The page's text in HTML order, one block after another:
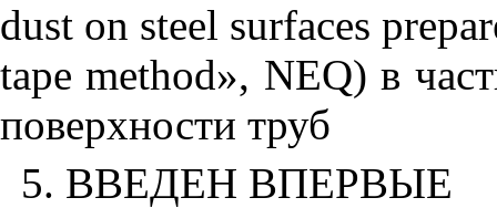
dust on steel surfaces
tape method», NEQ)в
поверхности труб
5. ВВЕДЕН ВПЕРВЫЕ